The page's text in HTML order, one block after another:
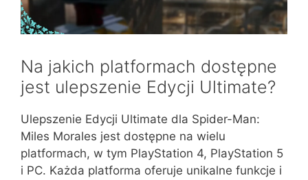
Na jakich platformach dostępne
jest ulepszenie Edycji Ultimate?
Ulepszenie Edycji Ultimate dla Spider-Man:
Miles Morales jest dostępne na wielu
platformach, w tym PlayStation 4, PlayStation 5
i PC. Każda platforma oferuje unikalne funkcje i